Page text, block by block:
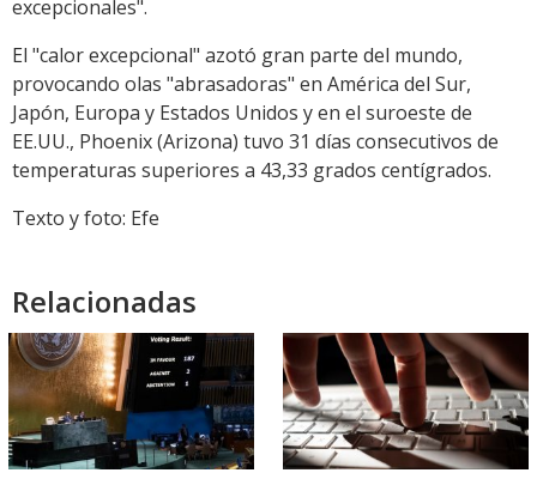
excepcionales".
El "calor excepcional" azotó gran parte del mundo,
provocando olas "abrasadoras" en América del Sur,
Japón, Europa y Estados Unidos y en el suroeste de
EE.UU., Phoenix (Arizona) tuvo 31 días consecutivos de
temperaturas superiores a 43,33 grados centígrados.
Texto y foto: Efe
Relacionadas